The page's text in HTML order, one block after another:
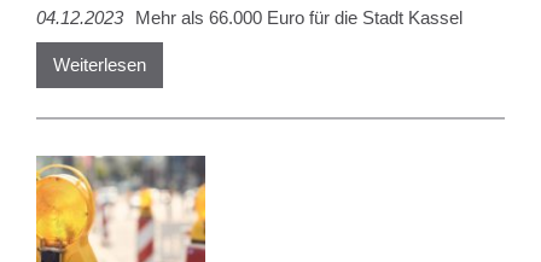
04.12.2023 Mehr als 66.000 Euro für die Stadt Kassel
Weiterlesen